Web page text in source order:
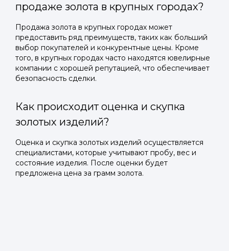
продаже золота в крупных городах?
Продажа золота в крупных городах может
предоставить ряд преимуществ, таких как больший
выбор покупателей и конкурентные цены. Кроме
того, в крупных городах часто находятся ювелирные
компании с хорошей репутацией, что обеспечивает
безопасность сделки.
Как происходит оценка и скупка
золотых изделий?
Оценка и скупка золотых изделий осуществляется
специалистами, которые учитывают пробу, вес и
состояние изделия. После оценки будет
предложена цена за грамм золота.